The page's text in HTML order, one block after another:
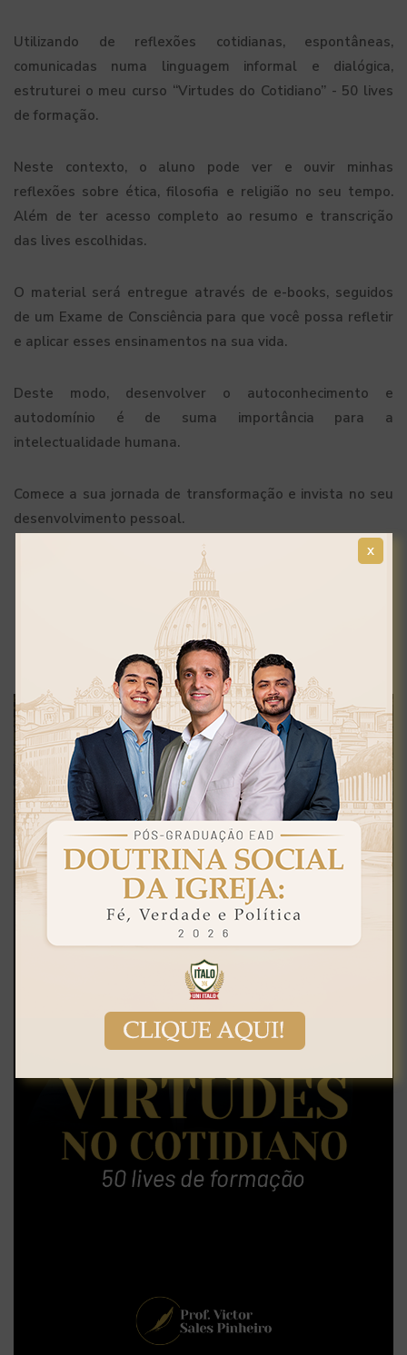
x
Utilizando de reflexões cotidianas, espontâneas,
comunicadas numa linguagem informal e dialógica,
estruturei o meu curso “Virtudes do Cotidiano” - 50 lives
de formação.
Neste contexto, o aluno pode ver e ouvir minhas
reflexões sobre ética, filosofia e religião no seu tempo.
Além de ter acesso completo ao resumo e transcrição
das lives escolhidas.
O material será entregue através de e-books, seguidos
de um Exame de Consciência para que você possa refletir
e aplicar esses ensinamentos na sua vida.
Deste modo, desenvolver o autoconhecimento e
autodomínio é de suma importância para a
intelectualidade humana.
Comece a sua jornada de transformação e invista no seu
desenvolvimento pessoal.
SAIBA MAIS